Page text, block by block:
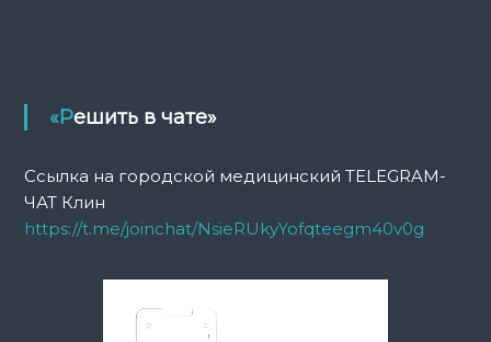
«Решить в чате»
Ссылка на городской медицинский TELEGRAM-
ЧАТ Клин
https://t.me/joinchat/NsieRUkyYofqteegm40v0g